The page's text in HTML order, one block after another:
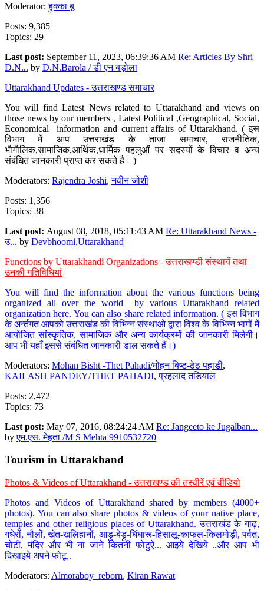
Moderator:हुक्का बू
Posts: 9,385
Topics: 29
Last post: September 11, 2023, 06:39:36 AM Re: Articles By Shri
D.N... by D.N.Barola / डी एन बड़ोला
Uttarakhand Updates - उत्तराखण्ड समाचार
You will find Latest News related to Uttarakhand and views on
those news by our members , Latest Political ,Geographical, Social,
Economical information and current affairs of Uttarakhand. ( इस
विभाग में आप उत्तराखंड के ताजा समाचार, राजनीतिक,
भौगौलिक,सामाजिक,आर्थिक,धार्मिक पहलुओं पर सदस्यों के विचार व अन्य
संबंधित जानकारी प्राप्त कर सकते है। )
Moderators: Rajendra Joshi,नवीन जोशी
Posts: 1,356
Topics: 38
Last post: August 08, 2018, 05:11:43 AM Re: Uttarakhand News -
उ... by Devbhoomi,Uttarakhand
Functions by Uttarakhandi Organizations - उत्तराखण्डी संस्थायें तथा
उनकी गतिविधियां
You will find the information about the various functions being
organized all over the world by various Uttarakhand related
organization here. You can also share related information. ( इस विभाग
के अर्न्तगत आपको उत्तराखंड की विभिन्न संस्थाओ द्वारा विश्व के विभिन्न भागों में
आयोजित सांस्कृतिक, सामाजिक और अन्य कार्यक्रमों की जानकारी मिलेगी।
आप भी यहाँ इससे संबंधित जानकारी डाल सकते हैं।)
Moderators: Mohan Bisht -Thet Pahadi/मोहन बिष्ट-ठेठ पहाडी,
KAILASH PANDEY/THET PAHADI,प्रहलाद तडियाल
Posts: 2,472
Topics: 73
Last post: May 07, 2016, 08:24:24 AM Re: Jangeeto ke Jugalban...
byएम.एस. मेहता /M S Mehta 9910532720
Tourism in Uttarakhand
Photos & Videos of Uttarakhand - उत्तराखण्ड की तस्वीरें एवं वीडियो
Photos and Videos of Uttarakhand shared by members (4000+
photos). You can also share photos & videos of your native place,
temples and other religious places of Uttarakhand. उत्तराखंड के गाढ़,
गधेरों, नौलों, खेत-खलिहानों, आड़ू-बेड़ू-घिंघारू-हिसालू-काफल-किलमोड़ी, पर्वत,
चोटी, मंदिर और भी ना जाने कितनी फोटुऐं... आइये देखिये ..और आप भी
दिखाइये अपने फोटू..
Moderators: Almoraboy_reborn, Kiran Rawat